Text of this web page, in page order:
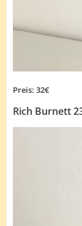
Preis: 32€
Rich Burnett